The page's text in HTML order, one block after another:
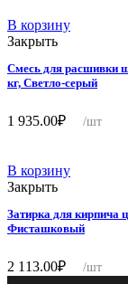
В корзину
Закрыть
Смесь для расшивки
кг, Светло-серый
1 935.00₽ /шт
В корзину
Закрыть
Затирка для кирпича
Фисташковый
2 113.00₽ /шт